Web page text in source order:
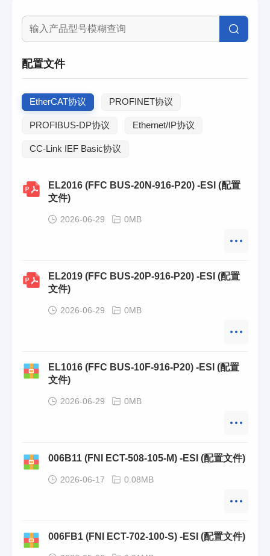
配置文件
EtherCAT协议 PROFINET协议
PROFIBUS-DP协议 Ethernet/IP协议
CC-Link IEF Basic协议
EL2016 (FFC BUS-20N-916-P20) -ESI (配置
文件)
2026-06-29 0MB
EL2019 (FFC BUS-20P-916-P20) -ESI (配置
文件)
2026-06-29 0MB
EL1016 (FFC BUS-10F-916-P20) -ESI (配置
文件)
2026-06-29 0MB
006B11 (FNI ECT-508-105-M) -ESI (配置文件)
2026-06-17 0.08MB
006FB1 (FNI ECT-702-100-S) -ESI (配置文件)